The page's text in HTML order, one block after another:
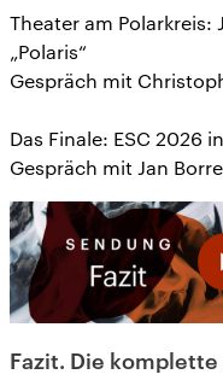
Theater am
„Polaris“
Gespräch mit
Das Finale: ESC 2026
Gespräch mit Jan
Fazit. Die komplette